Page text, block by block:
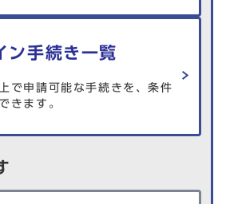
ン手続き一覧
で申請可能な手続きを、条件
きます。